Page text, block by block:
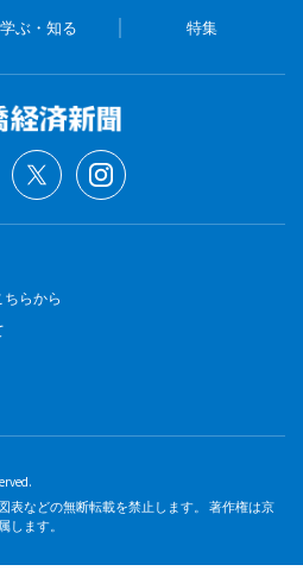
学ぶ・知る 特集
らから
表などの無断転載を禁止します。 著作権は京
します。